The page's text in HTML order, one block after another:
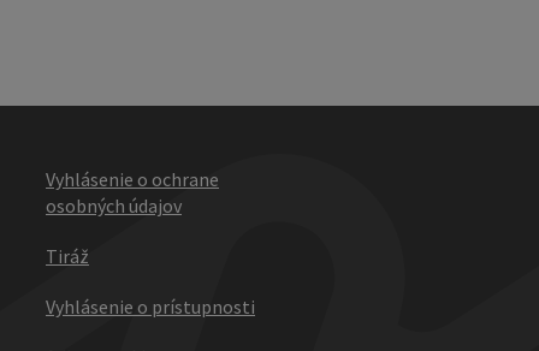
Vyhlásenie o ochrane
osobných údajov
Tiráž
Vyhlásenie o prístupnosti